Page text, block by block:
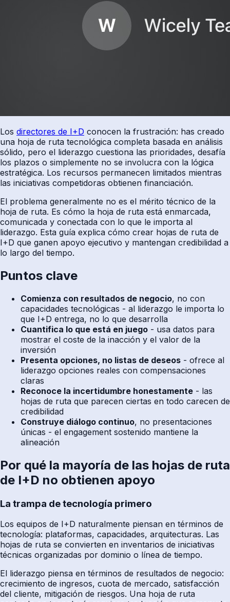
Los directores de I+D conocen la frustración: has creado
una hoja de ruta tecnológica completa basada en análisis
sólido, pero el liderazgo cuestiona las prioridades, desafía
los plazos o simplemente no se involucra con la lógica
estratégica. Los recursos permanecen limitados mientras
las iniciativas competidoras obtienen financiación.
El problema generalmente no es el mérito técnico de la
hoja de ruta. Es cómo la hoja de ruta está enmarcada,
comunicada y conectada con lo que le importa al
liderazgo. Esta guía explica cómo crear hojas de ruta de
I+D que ganen apoyo ejecutivo y mantengan credibilidad a
lo largo del tiempo.
Puntos clave
Comienza con resultados de negocio, no con
capacidades tecnológicas - al liderazgo le importa lo
que I+D entrega, no lo que desarrolla
Cuantifica lo que está en juego - usa datos para
mostrar el coste de la inacción y el valor de la
inversión
Presenta opciones, no listas de deseos - ofrece al
liderazgo opciones reales con compensaciones
claras
Reconoce la incertidumbre honestamente - las
hojas de ruta que parecen ciertas en todo carecen de
credibilidad
Construye diálogo continuo, no presentaciones
únicas - el engagement sostenido mantiene la
alineación
Por qué la mayoría de las hojas de ruta
de I+D no obtienen apoyo
La trampa de tecnología primero
Los equipos de I+D naturalmente piensan en términos de
tecnología: plataformas, capacidades, arquitecturas. Las
hojas de ruta se convierten en inventarios de iniciativas
técnicas organizadas por dominio o línea de tiempo.
El liderazgo piensa en términos de resultados de negocio:
crecimiento de ingresos, cuota de mercado, satisfacción
del cliente, mitigación de riesgos. Una hoja de ruta